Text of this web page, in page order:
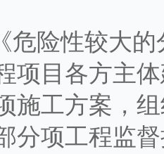
危险性较大
项目各方主
施工方案，
分项工程监